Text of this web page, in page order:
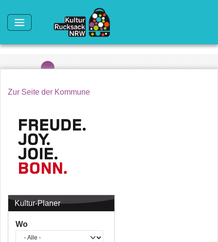
Zur Seite der Kommune
Kultur-Planer
Wo